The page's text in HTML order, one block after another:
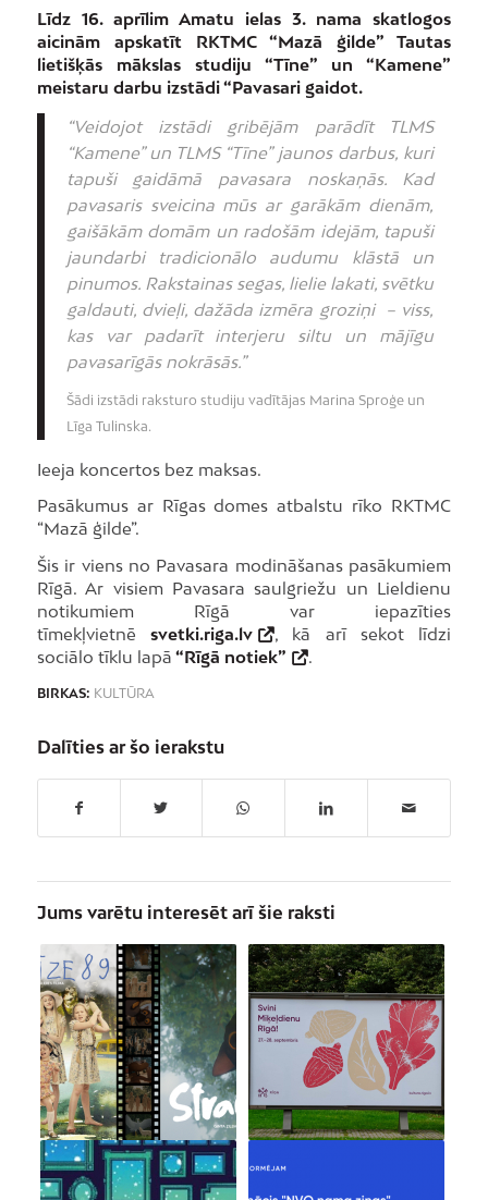
Līdz 16. aprīlim Amatu ielas 3. nama skatlogos
aicinām apskatīt RKTMC “Mazā ģilde” Tautas
lietišķās mākslas studiju “Tīne” un “Kamene”
meistaru darbu izstādi “Pavasari gaidot.
“Veidojot izstādi gribējām parādīt TLMS
“Kamene” un TLMS “Tīne” jaunos darbus, kuri
tapuši gaidāmā pavasara noskaņās. Kad
pavasaris sveicina mūs ar garākām dienām,
gaišākām domām un radošām idejām, tapuši
jaundarbi tradicionālo audumu klāstā un
pinumos. Rakstainas segas, lielie lakati, svētku
galdauti, dvieļi, dažāda izmēra groziņi – viss,
kas var padarīt interjeru siltu un mājīgu
pavasarīgās nokrāsās.”
Šādi izstādi raksturo studiju vadītājas Marina Sproģe un
Līga Tulinska.
Ieeja koncertos bez maksas.
Pasākumus ar Rīgas domes atbalstu rīko RKTMC
“Mazā ģilde”.
Šis ir viens no Pavasara modināšanas pasākumiem
Rīgā. Ar visiem Pavasara saulgriežu un Lieldienu
notikumiem Rīgā var iepazīties
tīmekļvietnē svetki.riga.lv
, kā arī sekot līdzi
sociālo tīklu lapā “Rīgā notiek” .
BIRKAS: KULTŪRA
Dalīties ar šo ierakstu
Jums varētu interesēt arī šie raksti